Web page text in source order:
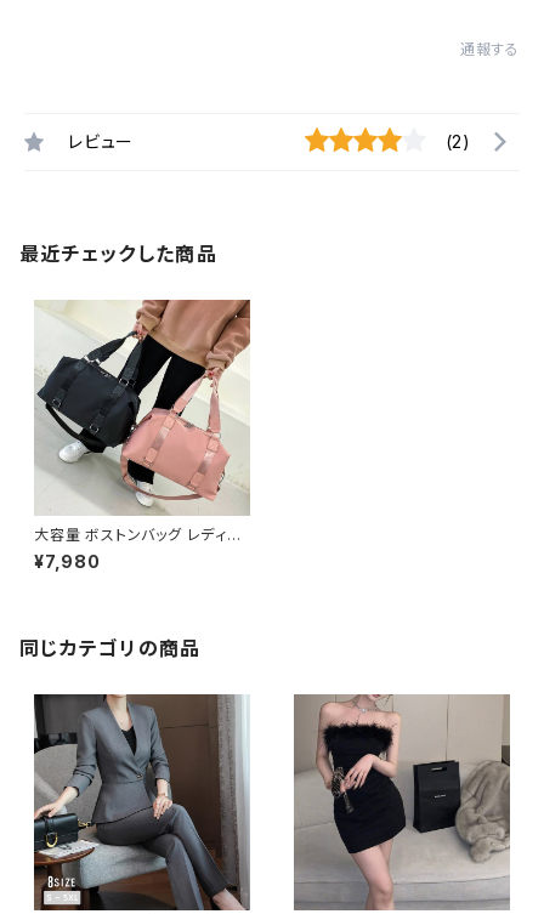
通報する
レビュー (2)
最近チェックした商品
大容量 ボストンバッグ レディー
ス 旅行バッグ 軽量 スポーツバ
ッグ ジムバッグ トラベルバッグ
人気 韓国風バッグ 春夏 秋冬 K
-B0185
¥7,980
同じカテゴリの商品